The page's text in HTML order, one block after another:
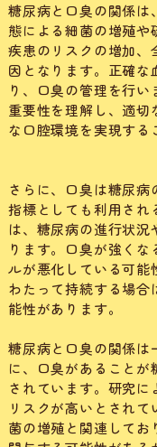
糖尿病と口臭の関係は
態による細菌の増殖
疾患のリスクの増加、
因となります。正確な
り、口臭の管理を行
重要性を理解し、適
な口腔環境を実現する
さらに、口臭は糖尿
指標としても利用され
は、糖尿病の進行状
ります。口臭が強く
ルが悪化している可能
わたって持続する場
能性があります。
糖尿病と口臭の関係は
に、口臭があること
されています。研究
リスクが高いとされ
菌の増殖と関連してお